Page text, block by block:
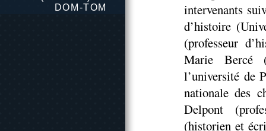
DOM-TOM
intervenants
d’histoire
(professeur
Marie Bercé
l’université de
nationale des
Delpont
(historien et